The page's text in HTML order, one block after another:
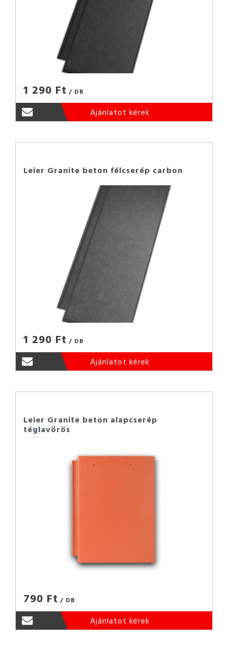
1 290 Ft / DB
Ajánlatot kérek
Leier Granite beton félcserép carbon
1 290 Ft / DB
Ajánlatot kérek
Leier Granite beton alapcserép
téglavörös
790 Ft / DB
Ajánlatot kérek